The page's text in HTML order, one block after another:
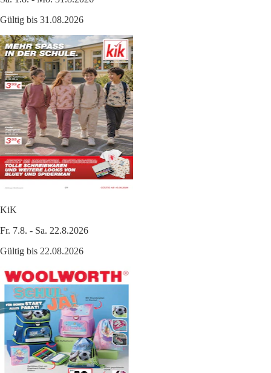
Gültig bis 31.08.2026
KiK
Fr. 7.8. - Sa. 22.8.2026
Gültig bis 22.08.2026